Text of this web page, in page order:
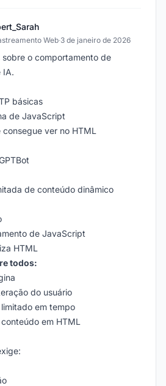
Web·3 de janeiro de 2026
sobre o comportamento de
IA.
básicas
de JavaScript
consegue ver no HTML
de conteúdo dinâmico
de JavaScript
HTML
todos:
do usuário
em tempo
em HTML